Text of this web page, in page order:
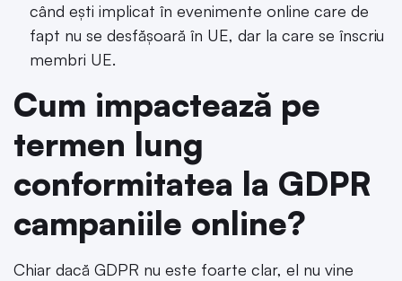
când ești implicat în evenimente online care de
fapt nu se desfășoară în UE, dar la care se înscriu
membri UE.
Cum impactează pe
termen lung
conformitatea la GDPR
campaniile online?
Chiar dacă GDPR nu este foarte clar, el nu vine